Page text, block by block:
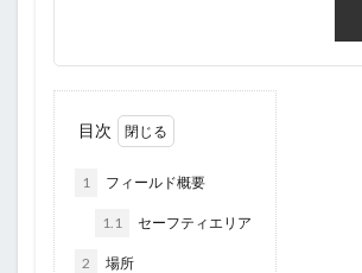
目次
1 フィールド概要
1.1 セーフティエリア
2 場所